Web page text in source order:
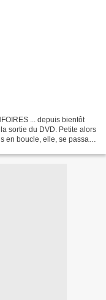
... depuis bientôt
sortie du DVD. Petite alors
boucle, elle, se passait